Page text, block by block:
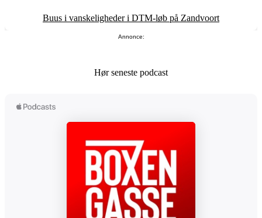
Buus i vanskeligheder i DTM-løb på Zandvoort
Annonce:
Hør seneste podcast